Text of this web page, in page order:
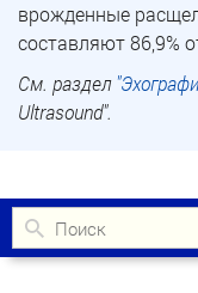
врожденные
составляют 86,9%
См. раздел
Ultrasound".